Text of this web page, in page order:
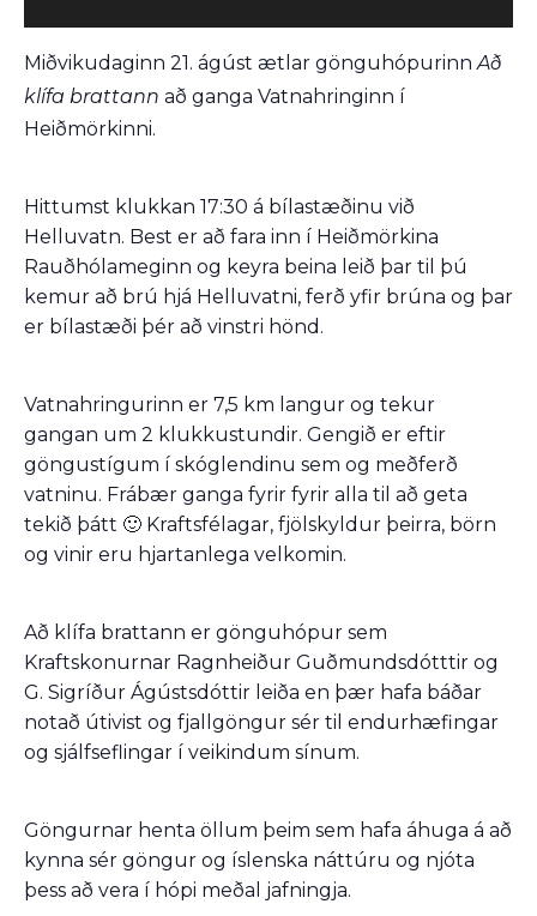
Miðvikudaginn 21. ágúst ætlar gönguhópurinnAð
klífa brattann að ganga Vatnahringinn í
Heiðmörkinni.
Hittumst klukkan 17:30 á bílastæðinu við
Helluvatn. Best er að fara inn í Heiðmörkina
Rauðhólameginn og keyra beina leið þar til þú
kemur að brú hjá Helluvatni, ferð yfir brúna og þar
er bílastæði þér að vinstri hönd.
Vatnahringurinn er 7,5 km langur og tekur
gangan um 2 klukkustundir. Gengið er eftir
göngustígum í skóglendinu sem og meðferð
vatninu. Frábær ganga fyrir fyrir alla til að geta
tekið þátt 🙂 Kraftsfélagar, fjölskyldur þeirra, börn
og vinir eru hjartanlega velkomin.
Að klífa brattann er gönguhópur sem
Kraftskonurnar Ragnheiður Guðmundsdótttir og
G. Sigríður Ágústsdóttir leiða en þær hafa báðar
notað útivist og fjallgöngur sér til endurhæfingar
og sjálfseflingar í veikindum sínum.
Göngurnar henta öllum þeim sem hafa áhuga á að
kynna sér göngur og íslenska náttúru og njóta
þess að vera í hópi meðal jafningja.